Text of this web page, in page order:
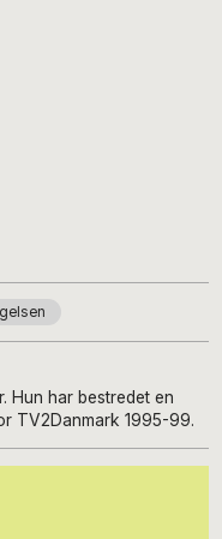
Hun har bestredet en
TV2Danmark 1995-99.